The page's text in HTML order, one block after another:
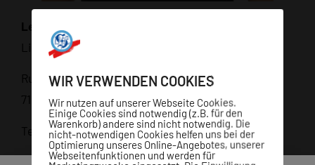
Leitung Rehawelt
Linda Dunkel
Rudolf-Harbig-Straße 8
71063 Sindelfingen
Telefon: (07031) 7065-15
E-Mail:rehawelt@vfl-sindelfingen.de
WIR VERWENDEN COOKIES
Wir nutzen auf unserer Webseite Cookies.
Einige Cookies sind notwendig (z.B. für den
Warenkorb) andere sind nicht notwendig. Die
nicht-notwendigen Cookies helfen uns bei der
Optimierung unseres Online-Angebotes, unserer
Webseitenfunktionen und werden für